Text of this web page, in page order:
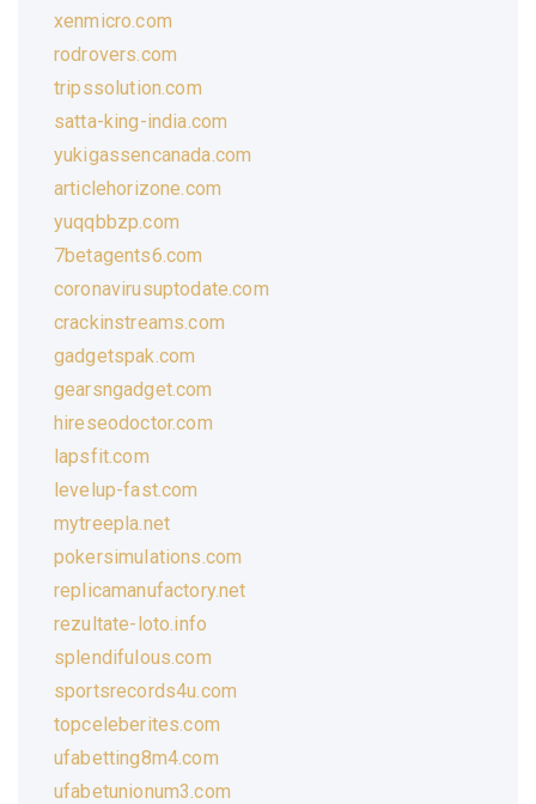
xenmicro.com
rodrovers.com
tripssolution.com
satta-king-india.com
yukigassencanada.com
articlehorizone.com
yuqqbbzp.com
7betagents6.com
coronavirusuptodate.com
crackinstreams.com
gadgetspak.com
gearsngadget.com
hireseodoctor.com
lapsfit.com
levelup-fast.com
mytreepla.net
pokersimulations.com
replicamanufactory.net
rezultate-loto.info
splendifulous.com
sportsrecords4u.com
topceleberites.com
ufabetting8m4.com
ufabetunionum3.com